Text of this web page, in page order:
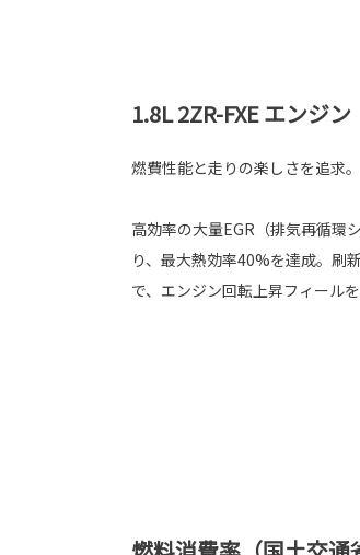
1.8L 2ZR-FXE エンジン
燃費性能と走りの楽しさを追求。
高効率の大量EGR（排気再循環
り、最大熱効率40%を達成。刷
で、エンジン回転上昇フィール